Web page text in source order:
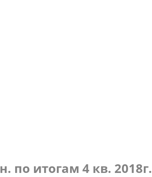
итогам 4 кв. 2018г.